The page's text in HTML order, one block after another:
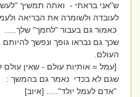
ש"אני בראתי - ואתה תמשיך
לעובדה ולשומרה את הבריאה
כאמור גם בעבור "לחמך" שלך.....
שכך גם נבראו גופך ונפשך להיותם
העולם.
[עמל = אותיות עולם - שאין עולם
שגם לא בכדי נאמר גם בהמשך :
"אדם לעמל יולד"..... [איוב]